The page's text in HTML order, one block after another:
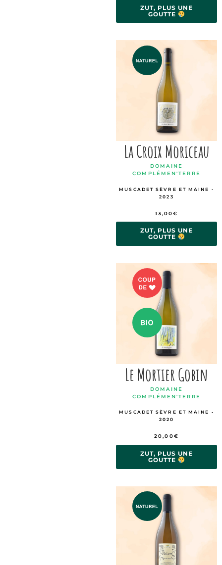
ZUT, PLUS UNE
GOUTTE
La Croix Moriceau
DOMAINE
COMPLÉMEN'TERRE
MUSCADET SÈVRE ET MAINE -
2023
13,00€
ZUT, PLUS UNE
GOUTTE
Le Mortier Gobin
DOMAINE
COMPLÉMEN'TERRE
MUSCADET SÈVRE ET MAINE -
2020
20,00€
ZUT, PLUS UNE
GOUTTE